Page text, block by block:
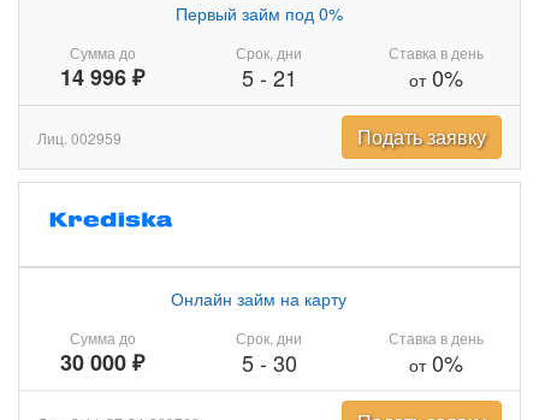
Сумма до
14 996 ₽
Первый займ под 0%
Срок, дни
5- 21
Ставка в день
от0%
Лиц. 002959 Подать заявку
Сумма до
30 000 ₽
Онлайн займ на карту
Срок, дни
5- 30
Ставка в день
от0%